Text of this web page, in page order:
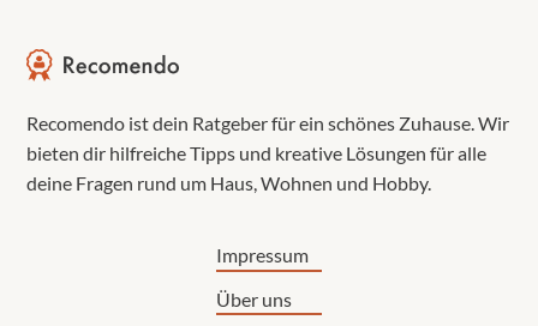
Recomendo ist dein Ratgeber für ein schönes Zuhause. Wir
bieten dir hilfreiche Tipps und kreative Lösungen für alle
deine Fragen rund um Haus, Wohnen und Hobby.
Impressum
Über uns